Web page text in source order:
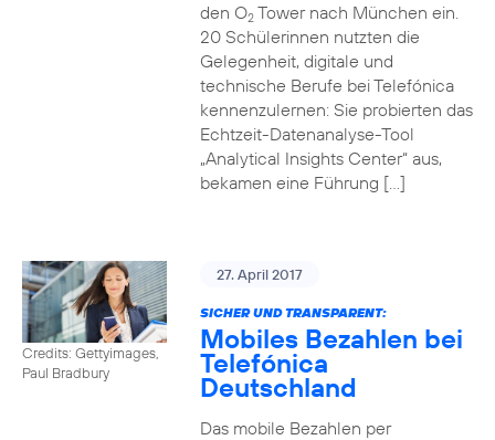
den O2Tower nach München ein.
20 Schülerinnen nutzten die
Gelegenheit, digitale und
technische Berufe bei Telefónica
kennenzulernen: Sie probierten das
Echtzeit-Datenanalyse-Tool
„Analytical Insights Center“ aus,
bekamen eine Führung […]
Credits: Gettyimages,
Paul Bradbury
27. April 2017
SICHER UND TRANSPARENT:
Mobiles Bezahlen bei
Telefónica
Deutschland
Das mobile Bezahlen per